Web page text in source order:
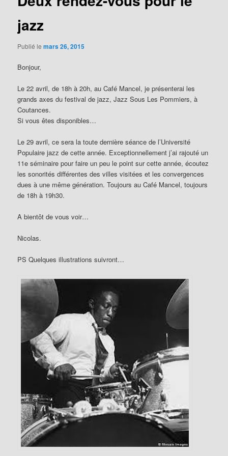
jazz
Publié lemars 26, 2015
Bonjour,
Le 22 avril, de 18h à 20h, au Café Mancel, je présenterai les
grands axes du festival de jazz, Jazz Sous Les Pommiers, à
Coutances.
Si vous êtes disponibles…
Le 29 avril, ce sera la toute dernière séance de l’Université
Populaire jazz de cette année. Exceptionnellement j’ai rajouté un
11e séminaire pour faire un peu le point sur cette année, écoutez
les sonorités différentes des villes visitées et les convergences
dues à une même génération. Toujours au Café Mancel, toujours
de 18h à 19h30.
A bientôt de vous voir…
Nicolas.
PS Quelques illustrations suivront…